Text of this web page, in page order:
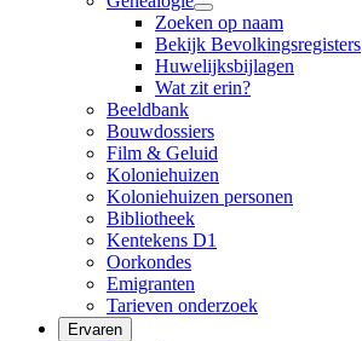
Zoeken op naam
Bekijk Bevolkingsregisters
Huwelijksbijlagen
Wat zit erin?
Beeldbank
Bouwdossiers
Film & Geluid
Koloniehuizen
Koloniehuizen personen
Bibliotheek
Kentekens D1
Oorkondes
Emigranten
Tarieven onderzoek
Ervaren